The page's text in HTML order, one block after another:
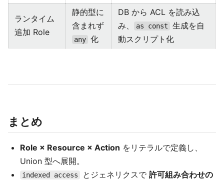
ランタイム
追加 Role
静的型に
含まれず
any 化
DB から ACL を読み込
み、
as const
生成を自
動スクリプト化
まとめ
Role × Resource × Action をリテラルで定義し、
Union 型へ展開。
indexed access とジェネリクスで 許可組み合わせの